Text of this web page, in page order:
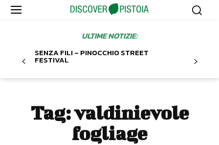
ULTIME NOTIZIE:
SENZA FILI – PINOCCHIO STREET
FESTIVAL
Tag:valdinievole
fogliage